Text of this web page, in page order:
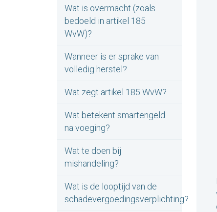
Wat is overmacht (zoals
bedoeld in artikel 185
WvW)?
Wanneer is er sprake van
volledig herstel?
Wat zegt artikel 185 WvW?
Wat betekent smartengeld
na voeging?
Wat te doen bij
mishandeling?
Wat is de looptijd van de
schadevergoedingsverplichting?